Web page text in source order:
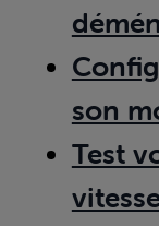
son
Test